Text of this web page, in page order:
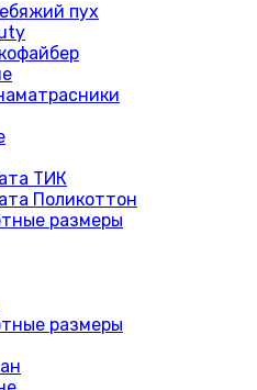
пух
ТИК
Поликоттон
размеры
размеры